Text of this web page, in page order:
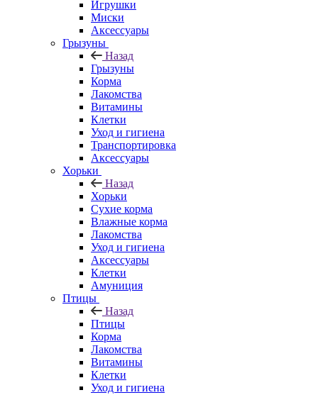
Игрушки
Миски
Аксессуары
Грызуны
Назад
Грызуны
Корма
Лакомства
Витамины
Клетки
Уход и гигиена
Транспортировка
Аксессуары
Хорьки
Назад
Хорьки
Сухие корма
Влажные корма
Лакомства
Уход и гигиена
Аксессуары
Клетки
Амуниция
Птицы
Назад
Птицы
Корма
Лакомства
Витамины
Клетки
Уход и гигиена